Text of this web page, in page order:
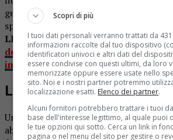
generale le vie più centrali del paese
sporche degli anni precedenti».
LEGGI ANCHE:Gattinara lancia le
dell’ambiente: tolleranza zero
immondizia
L’ex casello ferroviario
Uno dei luoghi preferiti da chi ha la
abbandonare rifiuti sul territorio è la
Scopri di più
I tuoi dati personali verranno trattati da
informazioni raccolte dal tuo dispositivo
identificatori univoci e altri dati del
essere condivise con questi ultimi, da loro
memorizzate oppure essere usate nello
sito. Noi e i nostri partner potremmo
localizzazione esatti. Elenco dei partner.
Alcuni fornitori potrebbero trattare i tuoi
base dell'interesse legittimo, al quale puoi
le tue opzioni qui sotto. Cerca un link in
pagina o nel menu del sito per gestire o